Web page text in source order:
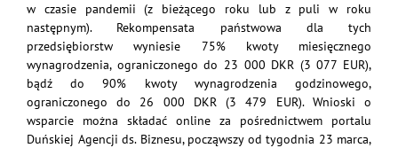
w czasie pandemii (z bieżącego roku lub z puli w roku
następnym). Rekompensata państwowa dla tych
przedsiębiorstw wyniesie 75% kwoty miesięcznego
wynagrodzenia, ograniczonego do 23 000 DKR (3 077 EUR),
bądź do 90% kwoty wynagrodzenia godzinowego,
ograniczonego do 26 000 DKR (3 479 EUR). Wnioski o
wsparcie można składać online za pośrednictwem portalu
Duńskiej Agencji ds. Biznesu, począwszy od tygodnia 23 marca,